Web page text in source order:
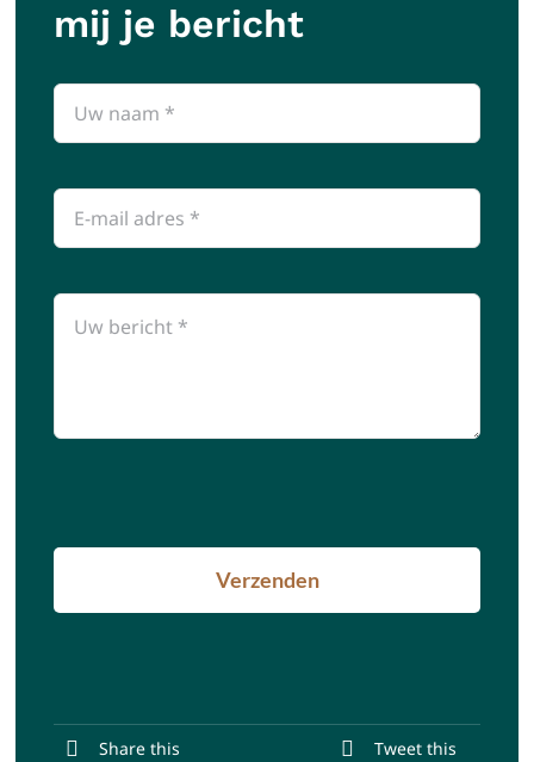
mij je bericht
Verzenden
Share this
Tweet this